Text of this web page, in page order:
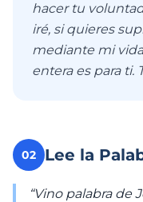
hacer tu
iré, si quieres
mediante mi
entera es para ti.
02 Lee la
“Vino palabra de